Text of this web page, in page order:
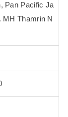
Pan Pacific Ja
MH Thamrin N